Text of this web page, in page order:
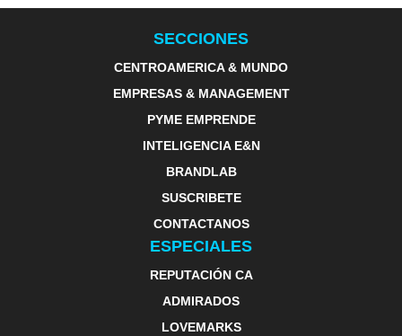
SECCIONES
CENTROAMERICA & MUNDO
EMPRESAS & MANAGEMENT
PYME EMPRENDE
INTELIGENCIA E&N
BRANDLAB
SUSCRIBETE
CONTACTANOS
ESPECIALES
REPUTACIÓN CA
ADMIRADOS
LOVEMARKS